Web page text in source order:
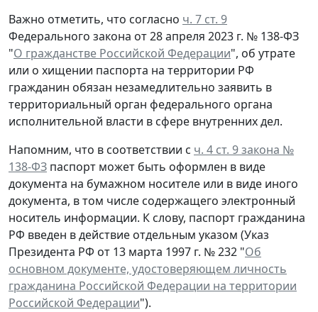
Важно отметить, что согласно ч. 7 ст. 9
Федерального закона от 28 апреля 2023 г. № 138-ФЗ
"О гражданстве Российской Федерации", об утрате
или о хищении паспорта на территории РФ
гражданин обязан незамедлительно заявить в
территориальный орган федерального органа
исполнительной власти в сфере внутренних дел.
Напомним, что в соответствии с ч. 4 ст. 9 закона №
138-ФЗ паспорт может быть оформлен в виде
документа на бумажном носителе или в виде иного
документа, в том числе содержащего электронный
носитель информации. К слову, паспорт гражданина
РФ введен в действие отдельным указом (Указ
Президента РФ от 13 марта 1997 г. № 232 "Об
основном документе, удостоверяющем личность
гражданина Российской Федерации на территории
Российской Федерации").